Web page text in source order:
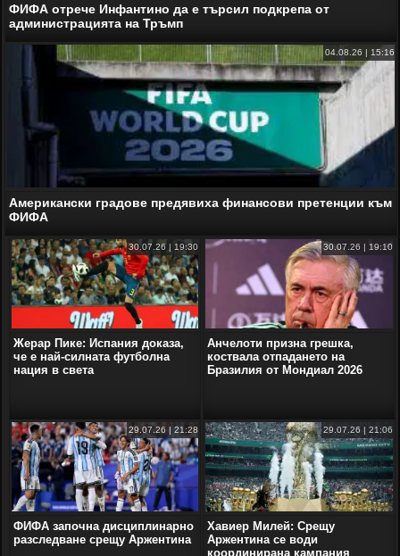
ФИФА отрече Инфантино да е търсил подкрепа от
администрацията на Тръмп
04.08.26 | 15:16
Американски градове предявиха финансови претенции към
ФИФА
30.07.26 | 19:30
Жерар Пике: Испания доказа,
че е най-силната футболна
нация в света
30.07.26 | 19:10
Анчелоти призна грешка,
коствала отпадането на
Бразилия от Мондиал 2026
29.07.26 | 21:28
ФИФА започна дисциплинарно
разследване срещу Аржентина
29.07.26 | 21:06
Хавиер Милей: Срещу
Аржентина се води
координирана кампания